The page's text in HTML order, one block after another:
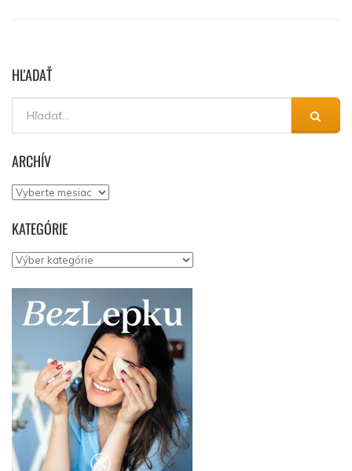
HĽADAŤ
ARCHÍV
Archív
KATEGÓRIE
Kategórie